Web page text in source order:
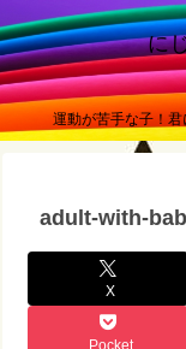
に
運動が苦手な子！君
adult-with-
X